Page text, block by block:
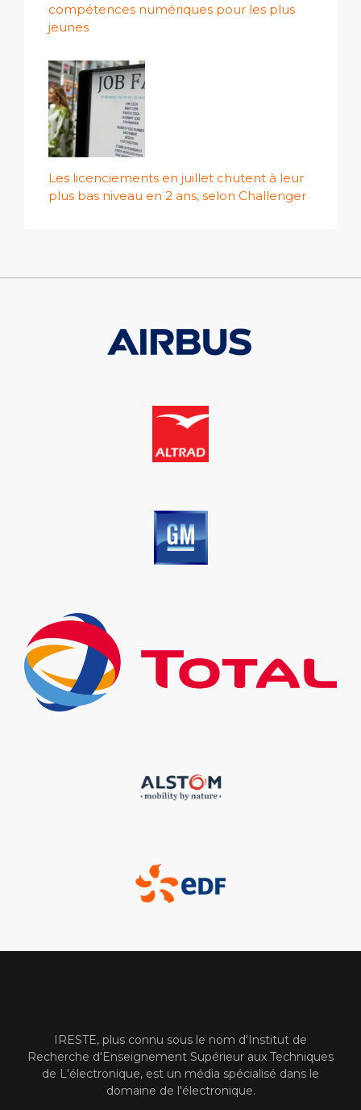
compétences numériques pour les plus
jeunes
Les licenciements en juillet chutent à leur
plus bas niveau en 2 ans, selon Challenger
IRESTE, plus connu sous le nom d'Institut de
Recherche d'Enseignement Supérieur aux Techniques
de L'électronique, est un média spécialisé dans le
domaine de l'électronique.